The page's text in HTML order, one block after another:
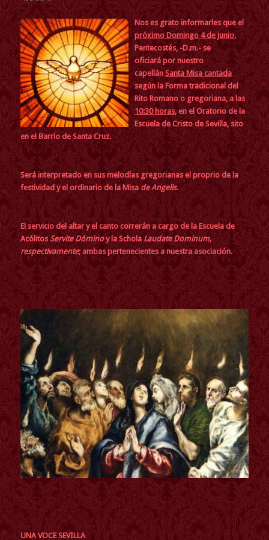
Nos es grato informarles que el
próximo Domingo 4 de junio,
Pentecostés, -D.m.- se
oficiará por nuestro
capellán Santa Misa cantada
según la Forma tradicional del
Rito Romano o gregoriana, a las
10:30 horas, en el Oratorio de la
Escuela de Cristo de Sevilla, sito
en el Barrio de Santa Cruz.
Será interpretado en sus melodías gregorianas el proprio de la
festividad y el ordinario de la Misa de Angelis.
El servicio del altar y el canto correrán a cargo de la Escuela de
AcólitosServite Dóminoy la ScholaLaudate Dominum,
respectivamente; ambas pertenecientes a nuestra asociación.
UNA VOCE SEVILLA